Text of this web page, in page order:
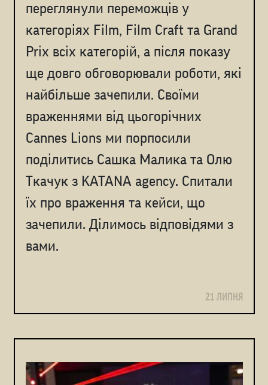
переглянули переможців у
категоріях Film, Film Craft та Grand
Prix всіх категорій, а після показу
ще довго обговорювали роботи, які
найбільше зачепили. Cвоїми
враженнями від цьогорічних
Cannes Lions ми порпосили
поділитись Сашка Малика та Олю
Ткачук з KATANA agency. Спитали
їх про враження та кейси, що
зачепили. Ділимось відповідями з
вами.
21 ЛИПНЯ